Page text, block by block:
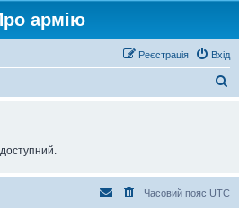
армію
Вхід
Реєстрація
Часовий пояс UTC